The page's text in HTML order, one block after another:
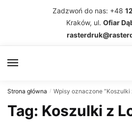
Zadzwoń do nas: +48
Kraków, ul. Ofiar
Strona główna / Wpisy oznaczone “Koszulki
Tag: Koszulki z